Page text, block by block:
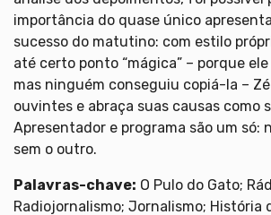
importância do quase único
sucesso do matutino: com estilo
até certo ponto “mágica” – porque
mas ninguém conseguiu copiá-la –
ouvintes e abraça suas causas como
Apresentador e programa são um só:
sem o outro.
Palavras-chave: O Pulo do Gato;
Radiojornalismo; Jornalismo; História